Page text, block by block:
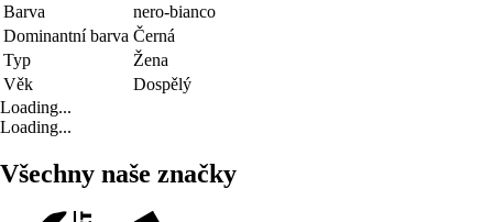
Barva
nero-bianco
Dominantní barva Černá
Typ
Žena
Věk
Dospělý
Loading...
Loading...
Všechny naše značky